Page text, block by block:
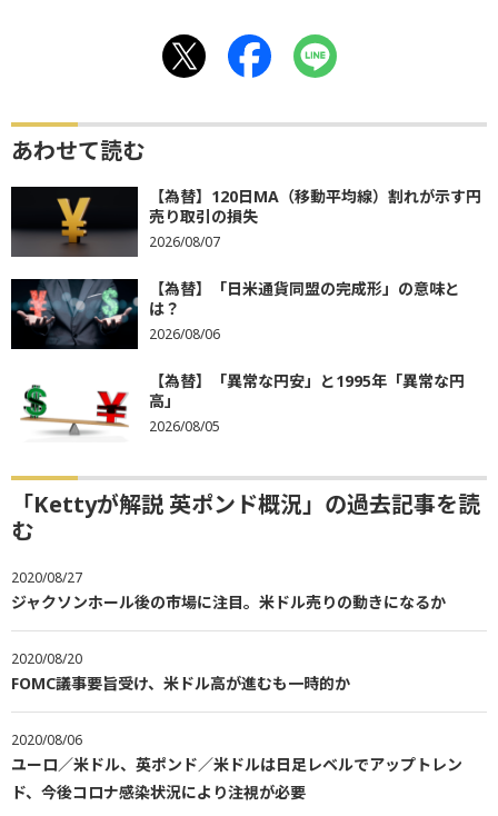
あわせて読む
【為替】120日MA（移動平均線）割れが示す円
売り取引の損失
2026/08/07
【為替】「日米通貨同盟の完成形」の意味と
は？
2026/08/06
【為替】「異常な円安」と1995年「異常な円
高」
2026/08/05
「Kettyが解説 英ポンド概況」の過去記事を読
む
2020/08/27
ジャクソンホール後の市場に注目。米ドル売りの動きになるか
2020/08/20
FOMC議事要旨受け、米ドル高が進むも一時的か
2020/08/06
ユーロ／米ドル、英ポンド／米ドルは日足レベルでアップトレン
ド、今後コロナ感染状況により注視が必要